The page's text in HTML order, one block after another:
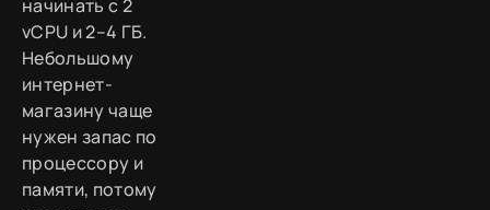
начинать с 2
vCPU и 2–4 ГБ.
Небольшому
интернет-
магазину чаще
нужен запас по
процессору и
памяти, потому